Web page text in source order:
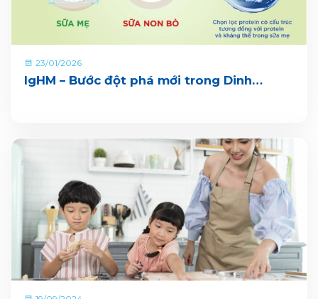
23/01/2026
IgHM – Bước đột phá mới trong Dinh